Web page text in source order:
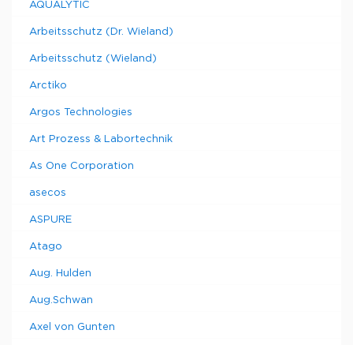
AQUALYTIC
Arbeitsschutz (Dr. Wieland)
Arbeitsschutz (Wieland)
Arctiko
Argos Technologies
Art Prozess & Labortechnik
As One Corporation
asecos
ASPURE
Atago
Aug. Hulden
Aug.Schwan
Axel von Gunten